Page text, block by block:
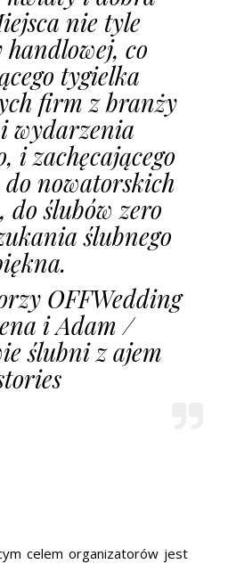
nie tyle
co
tygielka
firm z branży
wydarzenia
i zachęcającego
do nowatorskich
do ślubów zero
ślubnego
OFFWedding
i Adam /
ślubni z ajem
celem organizatorów jest